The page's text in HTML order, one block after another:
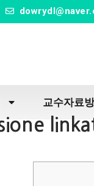
교수자료